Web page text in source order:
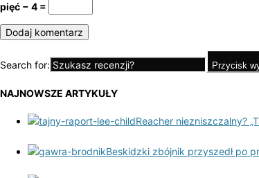
pięć − 4 =
Search for: Przycisk
NAJNOWSZE ARTYKUŁY
Reacher niezniszczalny?
Beskidzki zbójnik przyszedł po